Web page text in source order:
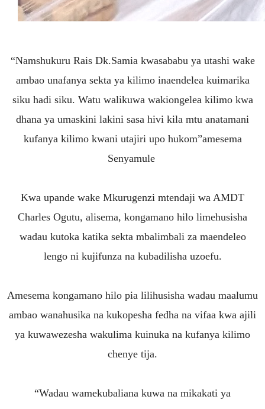
“Namshukuru Rais Dk.Samia kwasababu ya utashi wake
ambao unafanya sekta ya kilimo inaendelea kuimarika
siku hadi siku. Watu walikuwa wakiongelea kilimo kwa
dhana ya umaskini lakini sasa hivi kila mtu anatamani
kufanya kilimo kwani utajiri upo hukom”amesema
Senyamule
Kwa upande wake Mkurugenzi mtendaji wa AMDT
Charles Ogutu, alisema, kongamano hilo limehusisha
wadau kutoka katika sekta mbalimbali za maendeleo
lengo ni kujifunza na kubadilisha uzoefu.
Amesema kongamano hilo pia lilihusisha wadau maalumu
ambao wanahusika na kukopesha fedha na vifaa kwa ajili
ya kuwawezesha wakulima kuinuka na kufanya kilimo
chenye tija.
“Wadau wamekubaliana kuwa na mikakati ya